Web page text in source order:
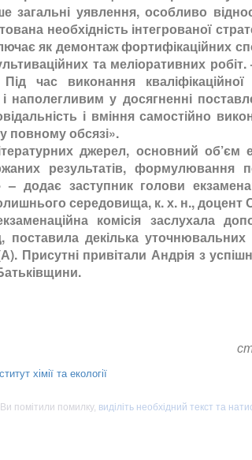
уявлення, особливо
необхідність інтегрованої
як демонтаж фортифікаційних
та меліоративних
час виконання
наполегливим у досягненні
і вміння самостійно
повному обсязі».
джерел, основний об’єм
результатів, формулювання
додає заступник голови
середовища, к. х. н., доцент
комісія заслухала
поставила декілька
Присутні привітали Андрія з
хімії та екології
помітили помилку, виділіть необхідний текст та